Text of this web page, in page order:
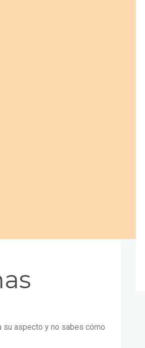
su aspecto y no sabes cómo